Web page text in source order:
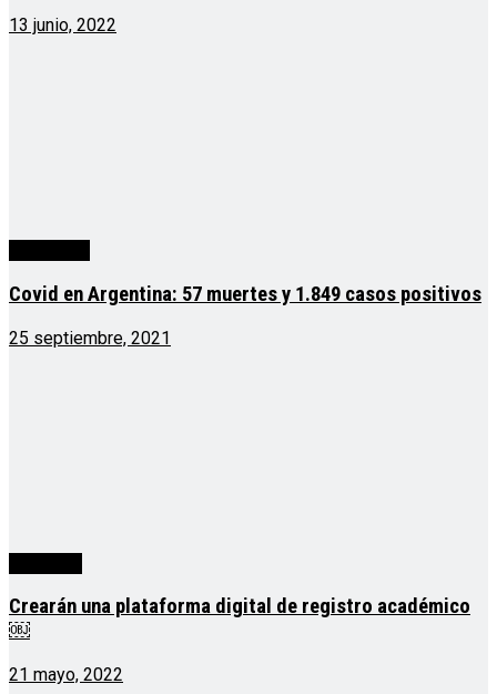
13 junio, 2022
Covid en Argentina: 57 muertes y 1.849 casos positivos
25 septiembre, 2021
Crearán una plataforma digital de registro académico
￼
21 mayo, 2022